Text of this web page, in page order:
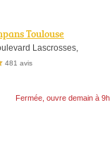
Toulouse
Lascrosses,
481 avis
Fermée, ouvre demain à 9h